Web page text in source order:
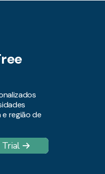
região de
Trial